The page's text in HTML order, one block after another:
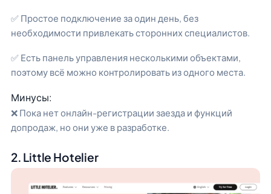
✅ Простое подключение за один день, без
необходимости привлекать сторонних специалистов.
✅ Есть панель управления несколькими объектами,
поэтому всё можно контролировать из одного места.
Минусы:
❌ Пока нет онлайн-регистрации заезда и функций
допродаж, но они уже в разработке.
2. Little Hotelier